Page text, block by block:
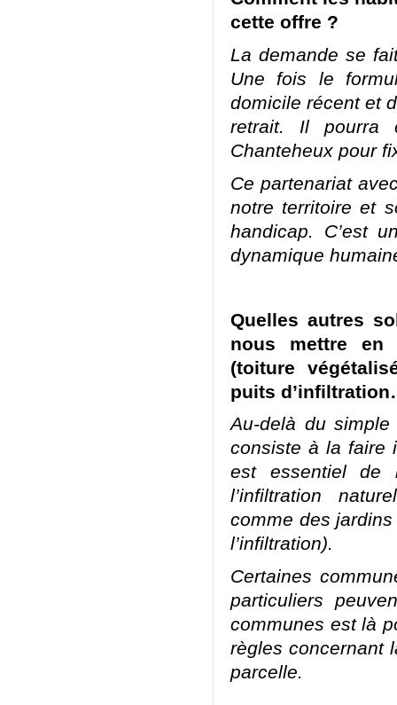
cette offre ?
La demande se
Une fois le
domicile récent et
retrait. Il pourra
Chanteheux pour
Ce partenariat
notre territoire et
handicap. C’est
dynamique
Quelles autres
nous mettre en
(toiture
puits
Au-delà du
consiste à la faire
est essentiel de
l’infiltration
comme des
l’infiltration).
Certaines
particuliers
communes est là
règles concernant
parcelle.